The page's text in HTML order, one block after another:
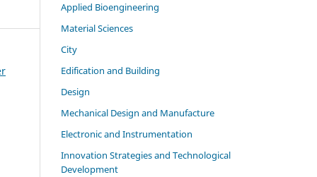
Applied Bioengineering
Material Sciences
City
Edification and Building
Design
Mechanical Design and Manufacture
Electronic and Instrumentation
Innovation Strategies and Technological
Development